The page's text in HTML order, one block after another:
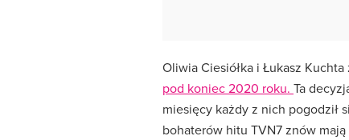
Oliwia Ciesiółka i Łukasz
pod koniec 2020 roku. Ta
miesięcy każdy z nich pogodził
bohaterów hitu TVN7 znów